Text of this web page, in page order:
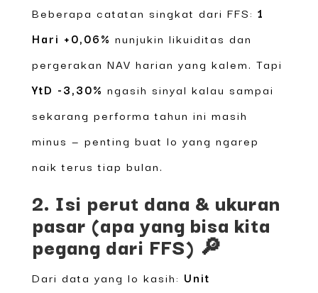
Beberapa catatan singkat dari FFS: 1
Hari +0,06% nunjukin likuiditas dan
pergerakan NAV harian yang kalem. Tapi
YtD -3,30% ngasih sinyal kalau sampai
sekarang performa tahun ini masih
minus — penting buat lo yang ngarep
naik terus tiap bulan.
2. Isi perut dana & ukuran
pasar (apa yang bisa kita
pegang dari FFS) 🔎
Dari data yang lo kasih: Unit